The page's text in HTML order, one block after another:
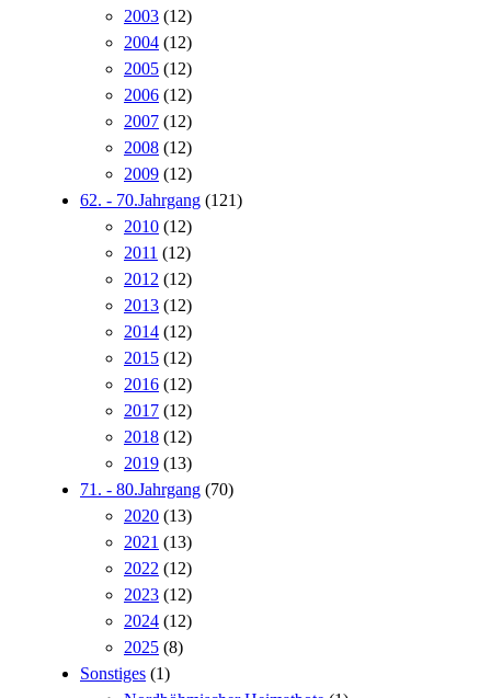
2003 (12)
2004 (12)
2005 (12)
2006 (12)
2007 (12)
2008 (12)
2009 (12)
62. - 70.Jahrgang (121)
2010 (12)
2011 (12)
2012 (12)
2013 (12)
2014 (12)
2015 (12)
2016 (12)
2017 (12)
2018 (12)
2019 (13)
71. - 80.Jahrgang (70)
2020 (13)
2021 (13)
2022 (12)
2023 (12)
2024 (12)
2025 (8)
Sonstiges (1)